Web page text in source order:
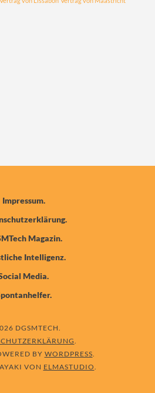
Impressum
Magazin
Intelligenz
Media
DGSMTECH
BY WORDPRESS
VON ELMASTUDIO